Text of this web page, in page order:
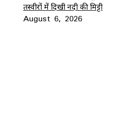
तस्वीरों में दिखी नदी की मिट्टी
August 6, 2026